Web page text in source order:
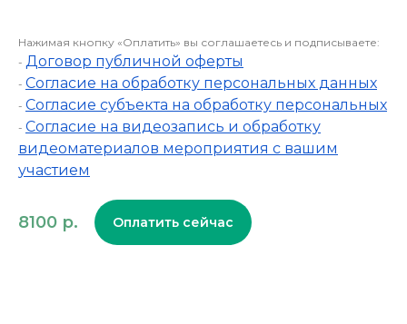
Нажимая кнопку «Оплатить» вы соглашаетесь и подписываете:
- Договор публичной оферты
- Согласие на обработку персональных данных
- Согласие субъекта на обработку персональных
- Согласие на видеозапись и обработку
видеоматериалов мероприятия с вашим
участием
8100 р. Оплатить сейчас